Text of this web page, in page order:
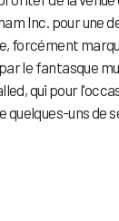
Inc. pour une
forcément
le fantasque
qui pour
quelques-uns de